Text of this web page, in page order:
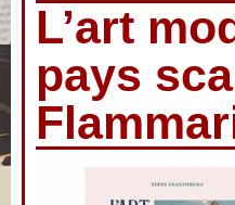
L’art
pays